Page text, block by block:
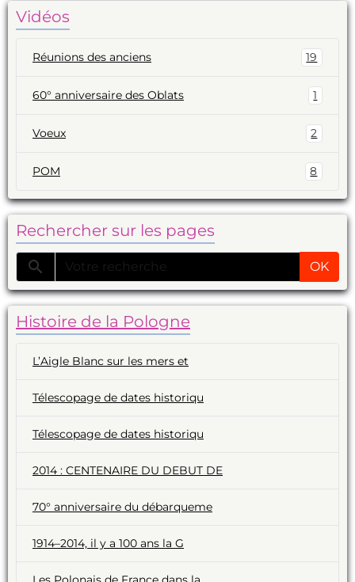
Vidéos
Réunions des anciens 19
60° anniversaire des Oblats 1
Voeux 2
POM 8
Rechercher sur les pages
OK
Histoire de la Pologne
L’Aigle Blanc sur les mers et
Télescopage de dates historiqu
Télescopage de dates historiqu
2014 : CENTENAIRE DU DEBUT DE
70° anniversaire du débarqueme
1914–2014, il y a 100 ans la G